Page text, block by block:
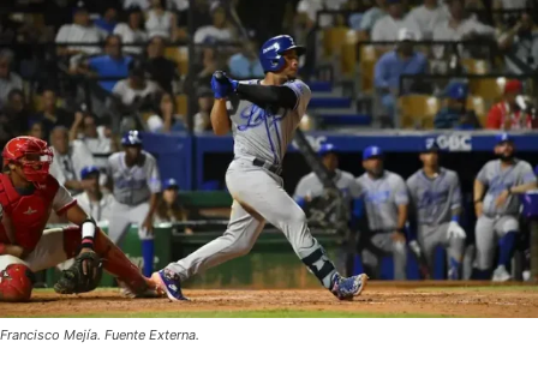
Francisco Mejía. Fuente Externa.